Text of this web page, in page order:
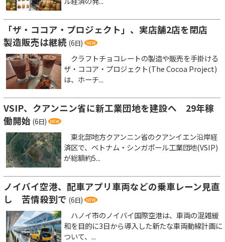
「ザ・ココア・プロジェクト」、実店舗2店を閉店
製造販売は継続 (6日)
クラフトチョコレートの製造や販売を手掛ける
ザ・ココア・プロジェクト(The Cocoa Project)
は、ホーチ...
VSIP、クアンニン省に新工業団地を建設へ 29年稼
働開始 (6日)
東北部地方クアンニン省のクアンイエン沿岸経
済区で、ベトナム・シンガポール工業団地(VSIP)
が総額約5...
ノイバイ空港、配車アプリ車両などの乗車レーン見直
し 苦情殺到で (6日)
ハノイ市のノイバイ国際空港は、車両の混雑緩
和を目的に3日から導入した新たな車両動線計画に
ついて、...